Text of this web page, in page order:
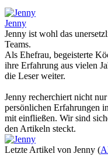
Jenny
Jenny ist wohl das
Teams.
Als Ehefrau, begeisterte
ihre Erfahrung aus vielen
die Leser weiter.
Jenny recherchiert nicht
persönlichen Erfahrungen
mit einfließen. Wir sind
den Artikeln steckt.
Letzte Artikel von Jenny (